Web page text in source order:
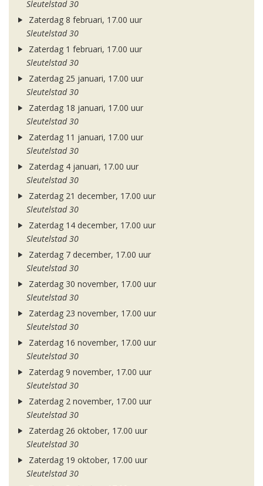
Sleutelstad 30
Zaterdag 8 februari, 17.00 uur
Sleutelstad 30
Zaterdag 1 februari, 17.00 uur
Sleutelstad 30
Zaterdag 25 januari, 17.00 uur
Sleutelstad 30
Zaterdag 18 januari, 17.00 uur
Sleutelstad 30
Zaterdag 11 januari, 17.00 uur
Sleutelstad 30
Zaterdag 4 januari, 17.00 uur
Sleutelstad 30
Zaterdag 21 december, 17.00 uur
Sleutelstad 30
Zaterdag 14 december, 17.00 uur
Sleutelstad 30
Zaterdag 7 december, 17.00 uur
Sleutelstad 30
Zaterdag 30 november, 17.00 uur
Sleutelstad 30
Zaterdag 23 november, 17.00 uur
Sleutelstad 30
Zaterdag 16 november, 17.00 uur
Sleutelstad 30
Zaterdag 9 november, 17.00 uur
Sleutelstad 30
Zaterdag 2 november, 17.00 uur
Sleutelstad 30
Zaterdag 26 oktober, 17.00 uur
Sleutelstad 30
Zaterdag 19 oktober, 17.00 uur
Sleutelstad 30